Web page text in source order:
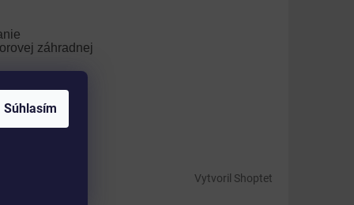
Súhlasím
záhradnej
trávnika
Vytvoril Shoptet